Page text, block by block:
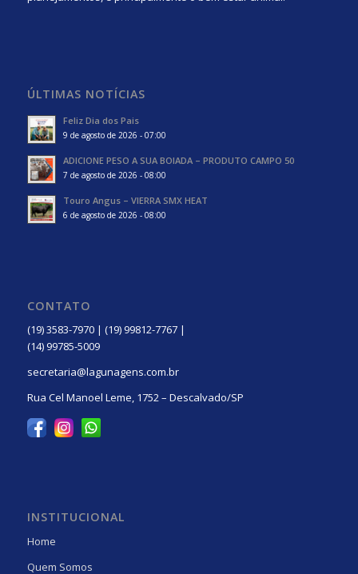
ÚLTIMAS NOTÍCIAS
Feliz Dia dos Pais
9 de agosto de 2026 - 07:00
ADICIONE PESO A SUA BOIADA – PRODUTO CAMPO 50
7 de agosto de 2026 - 08:00
Touro Angus – VIERRA SMX HEAT
6 de agosto de 2026 - 08:00
CONTATO
(19) 3583-7970 | (19) 99812-7767 |
(14) 99785-5009
secretaria@lagunagens.com.br
Rua Cel Manoel Leme, 1752 – Descalvado/SP
INSTITUCIONAL
Home
Quem Somos